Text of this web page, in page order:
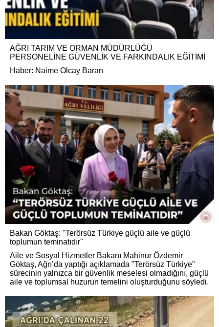
AĞRI TARIM VE ORMAN MÜDÜRLÜĞÜ
PERSONELİNE GÜVENLİK VE FARKINDALIK EĞİTİMİ
Haber: Naime Olcay Baran
Bakan Göktaş: "Terörsüz Türkiye güçlü aile ve güçlü
toplumun teminatıdır"
Aile ve Sosyal Hizmetler Bakanı Mahinur Özdemir
Göktaş, Ağrı’da yaptığı açıklamada "Terörsüz Türkiye"
sürecinin yalnızca bir güvenlik meselesi olmadığını, güçlü
aile ve toplumsal huzurun temelini oluşturduğunu söyledi.